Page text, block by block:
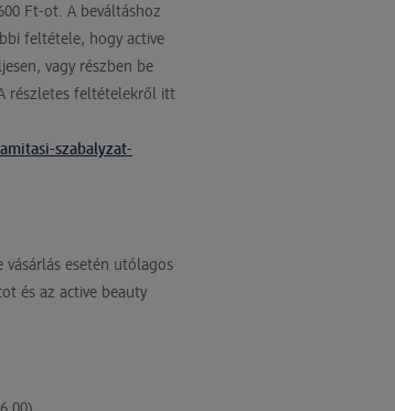
Ft-ot. A beváltáshoz
feltétele, hogy active
vagy részben be
részletes feltételekről itt
szabalyzat-
esetén utólagos
és az active beauty